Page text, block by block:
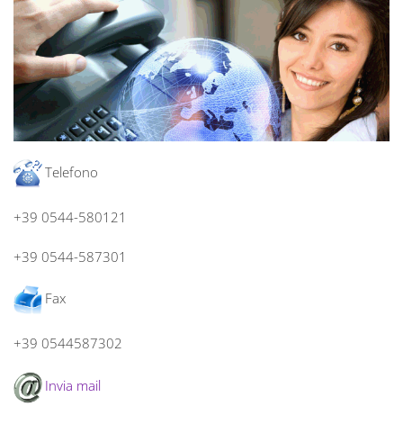
Telefono
+39 0544-580121
+39 0544-587301
Fax
+39 0544587302
Invia mail